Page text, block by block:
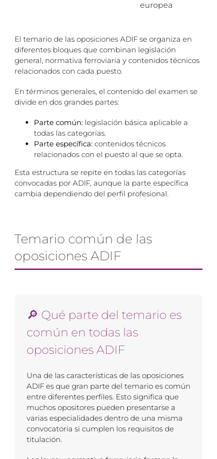
europea
El temario de las oposiciones ADIF se organiza en
diferentes bloques que combinan legislación
general, normativa ferroviaria y contenidos técnicos
relacionados con cada puesto.
En términos generales, el contenido del examen se
divide en dos grandes partes:
Parte común:legislación básica aplicable a
todas las categorías.
Parte específica:contenidos técnicos
relacionados con el puesto al que se opta.
Esta estructura se repite en todas las categorías
convocadas por ADIF, aunque la parte específica
cambia dependiendo del perfil profesional.
Temario común de las
oposiciones ADIF
🔎 Qué parte del temario es
común en todas las
oposiciones ADIF
Una de las características de las oposiciones
ADIF es que gran parte del temario es común
entre diferentes perfiles. Esto significa que
muchos opositores pueden presentarse a
varias especialidades dentro de una misma
convocatoria si cumplen los requisitos de
titulación.